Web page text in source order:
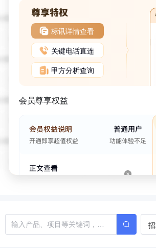
标讯详情查看
关键电话直连
甲方分析查询
会员尊享权益